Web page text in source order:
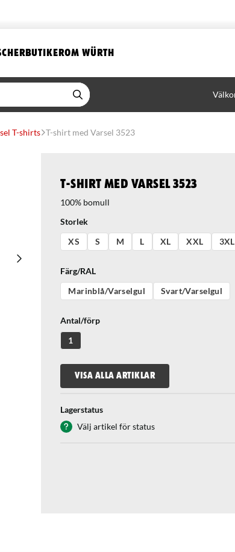
BUTIKEROM WÜRTH
T-shirts T-shirt med Varsel 3523
T-shirt med Varsel 3523
100% bomull
Storlek
XS
S M L XL XXL 3XL
Färg/RAL
Marinblå/Varselgul
Svart/Varselgul
Antal/förp
1
VISA ALLA ARTIKLAR
Lagerstatus
Välj artikel för status